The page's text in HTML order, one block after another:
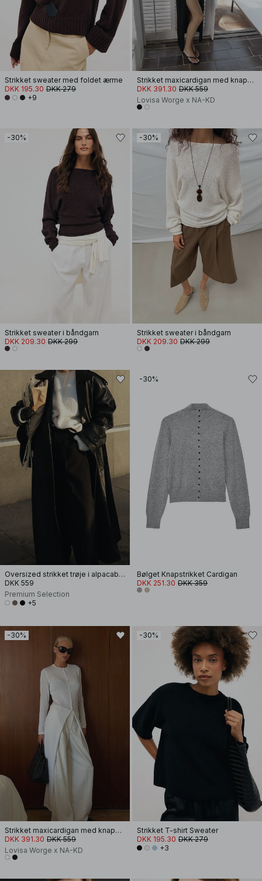
Strikket sweater med foldet ærme
DKK 195.30 DKK 279
+9
Strikket maxicardigan med knapdetalje
DKK 391.30 DKK 559
Lovisa Worge x NA-KD
-30%
Strikket sweater i båndgarn
DKK 209.30 DKK 299
-30%
Strikket sweater i båndgarn
DKK 209.30 DKK 299
Oversized strikket trøje i alpacablanding
DKK 559
Premium Selection
+5
-30%
Bølget Knapstrikket Cardigan
DKK 251.30 DKK 359
-30%
Strikket maxicardigan med knapdetalje
DKK 391.30 DKK 559
Lovisa Worge x NA-KD
-30%
Strikket T-shirt Sweater
DKK 195.30 DKK 279
+3